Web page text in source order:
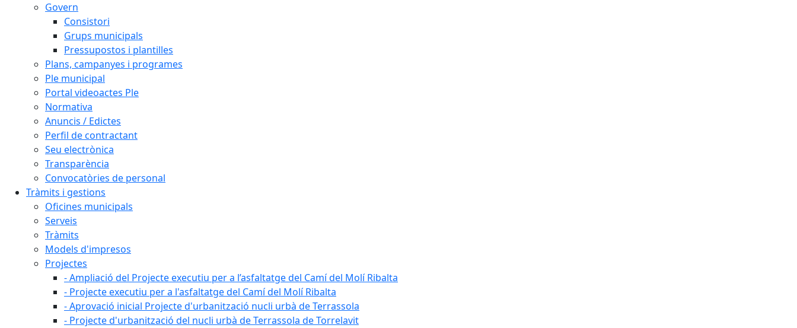
Govern
Consistori
Grups municipals
Pressupostos i plantilles
Plans, campanyes i programes
Ple municipal
Portal videoactes Ple
Normativa
Anuncis / Edictes
Perfil de contractant
Seu electrònica
Transparència
Convocatòries de personal
Tràmits i gestions
Oficines municipals
Serveis
Tràmits
Models d'impresos
Projectes
- Ampliació del Projecte executiu per a l’asfaltatge del Camí del Molí Ribalta
- Projecte executiu per a l'asfaltatge del Camí del Molí Ribalta
- Aprovació inicial Projecte d'urbanització nucli urbà de Terrassola
- Projecte d'urbanització del nucli urbà de Terrassola de Torrelavit